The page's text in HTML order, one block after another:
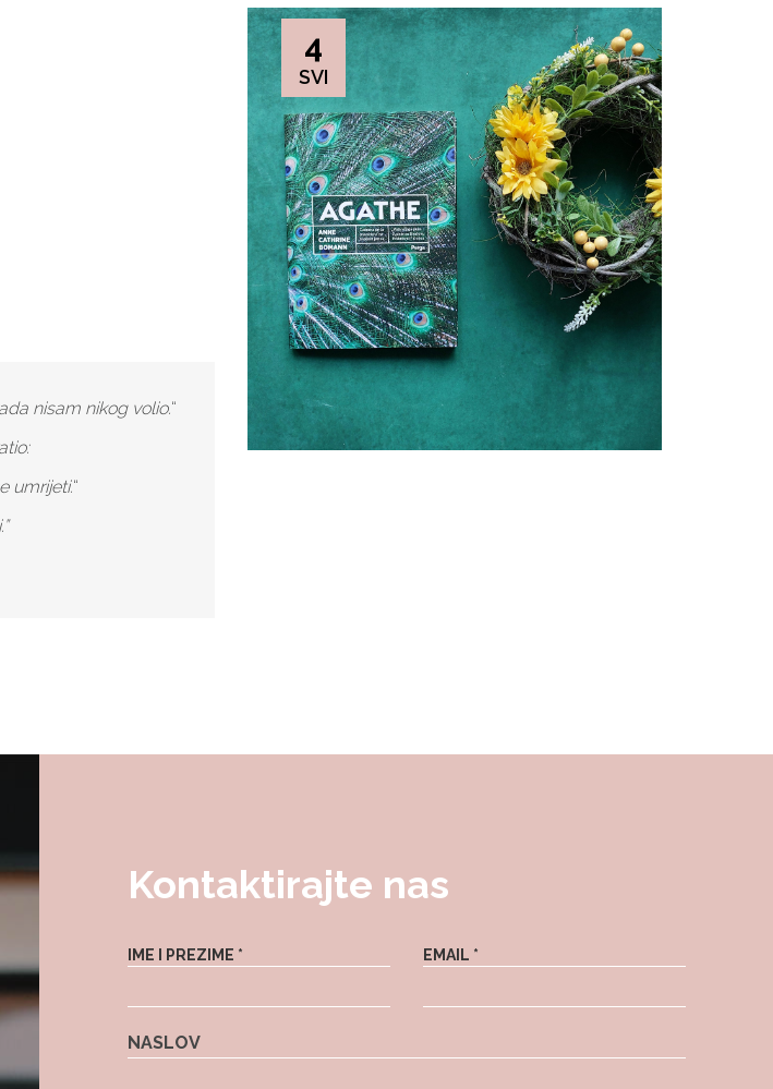
4
SVI
nisam nikog volio.“
umrijeti.“
Kontaktirajte nas
IME I PREZIME * EMAIL *
NASLOV